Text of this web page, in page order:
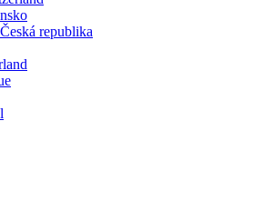
Česká republika